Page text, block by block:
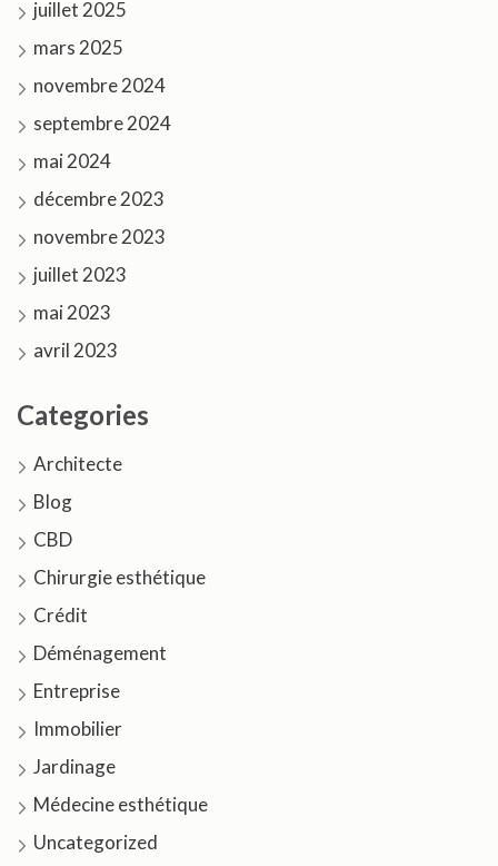
juillet 2025
mars 2025
novembre 2024
septembre 2024
mai 2024
décembre 2023
novembre 2023
juillet 2023
mai 2023
avril 2023
Categories
Architecte
Blog
CBD
Chirurgie esthétique
Crédit
Déménagement
Entreprise
Immobilier
Jardinage
Médecine esthétique
Uncategorized